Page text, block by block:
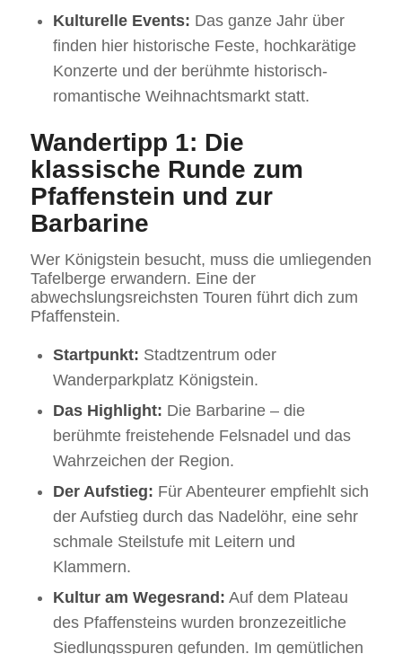
Kulturelle Events: Das ganze Jahr über
finden hier historische Feste, hochkarätige
Konzerte und der berühmte historisch-
romantische Weihnachtsmarkt statt.
Wandertipp 1: Die
klassische Runde zum
Pfaffenstein und zur
Barbarine
Wer Königstein besucht, muss die umliegenden
Tafelberge erwandern. Eine der
abwechslungsreichsten Touren führt dich zum
Pfaffenstein.
Startpunkt: Stadtzentrum oder
Wanderparkplatz Königstein.
Das Highlight: Die Barbarine – die
berühmte freistehende Felsnadel und das
Wahrzeichen der Region.
Der Aufstieg: Für Abenteurer empfiehlt sich
der Aufstieg durch das Nadelöhr, eine sehr
schmale Steilstufe mit Leitern und
Klammern.
Kultur am Wegesrand: Auf dem Plateau
des Pfaffensteins wurden bronzezeitliche
Siedlungsspuren gefunden. Im gemütlichen